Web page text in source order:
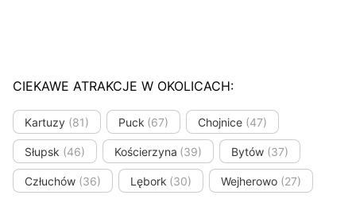
CIEKAWE ATRAKCJE W OKOLICACH:
Kartuzy (81) Puck (67) Chojnice (47)
Słupsk (46) Kościerzyna (39) Bytów (37)
Człuchów (36) Lębork (30) Wejherowo (27)